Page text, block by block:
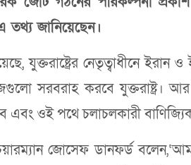
জানিয়েছেন।
যুক্তরাষ্ট্রের নেতৃত্বাধীনে
সরবরাহ করবে যুক্তরাষ্ট্র।
এবং ওই পথে চলাচলকারী
জোসেফ ডানফর্ড